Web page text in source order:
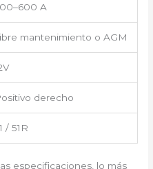
A
mantenimiento o AGM
derecho
/ 51R
especificaciones, lo más